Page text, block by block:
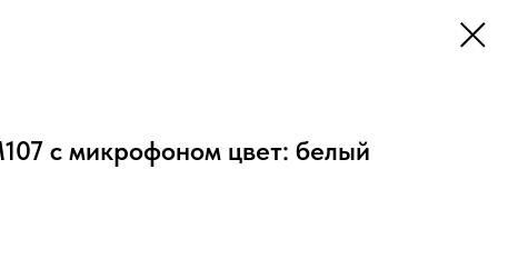
с микрофоном цвет: белый